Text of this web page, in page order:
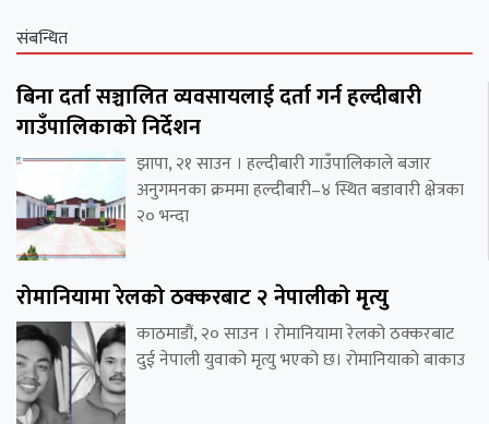
संबन्धित
बिना दर्ता सञ्चालित व्यवसायलाई दर्ता गर्न हल्दीबारी
गाउँपालिकाको निर्देशन
झापा, २१ साउन । हल्दीबारी गाउँपालिकाले बजार
अनुगमनका क्रममा हल्दीबारी–४ स्थित बडावारी क्षेत्रका
२० भन्दा
रोमानियामा रेलको ठक्करबाट २ नेपालीको मृत्यु
काठमाडौं, २० साउन । रोमानियामा रेलको ठक्करबाट
दुई नेपाली युवाको मृत्यु भएको छ। रोमानियाको बाकाउ